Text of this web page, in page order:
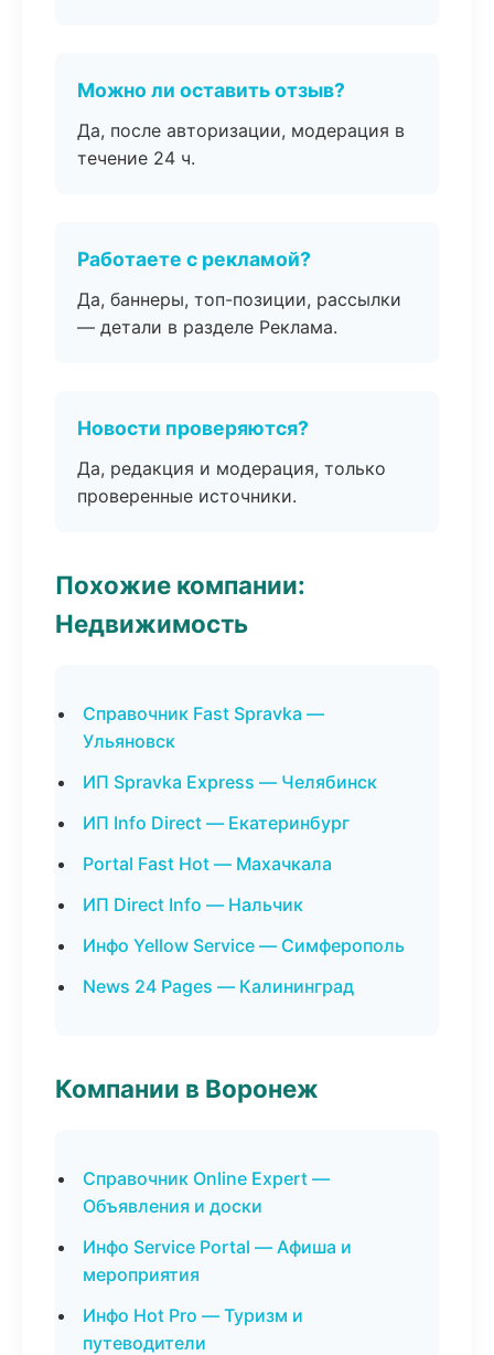
Можно ли оставить отзыв?
Да, после авторизации, модерация в
течение 24 ч.
Работаете с рекламой?
Да, баннеры, топ-позиции, рассылки
— детали в разделе Реклама.
Новости проверяются?
Да, редакция и модерация, только
проверенные источники.
Похожие компании:
Недвижимость
Справочник Fast Spravka —
Ульяновск
ИП Spravka Express — Челябинск
ИП Info Direct — Екатеринбург
Portal Fast Hot — Махачкала
ИП Direct Info — Нальчик
Инфо Yellow Service — Симферополь
News 24 Pages — Калининград
Компании в Воронеж
Справочник Online Expert —
Объявления и доски
Инфо Service Portal — Афиша и
мероприятия
Инфо Hot Pro — Туризм и
путеводители